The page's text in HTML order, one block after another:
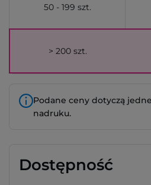
50 - 199 szt.
> 200 szt.
Podane ceny dotyczą
nadruku.
Dostępność